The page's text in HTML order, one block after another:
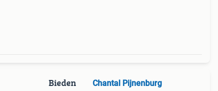
Bieden Chantal Pijnenburg